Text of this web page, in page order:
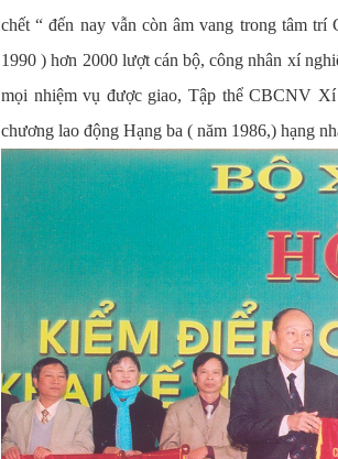
chết “ đến nay vẫn còn âm vang trong tâm
1990 ) hơn 2000 lượt cán bộ, công nhân xí
mọi nhiệm vụ được giao, Tập thể CBCNV
chương lao động Hạng ba ( năm 1986,) hạng